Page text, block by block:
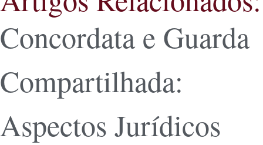
Concordata e Guarda
Compartilhada:
Aspectos Jurídicos